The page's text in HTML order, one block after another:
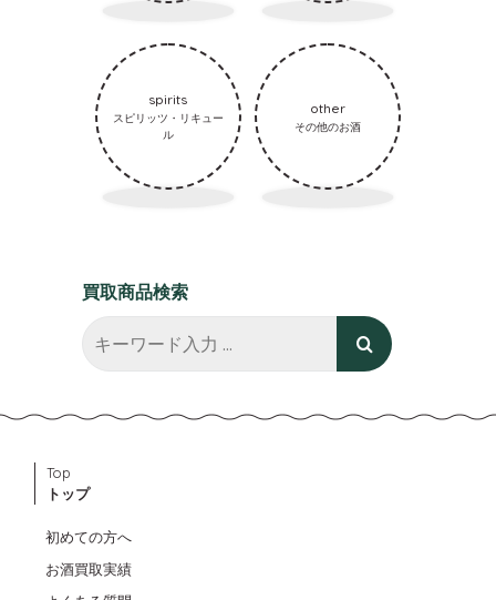
spirits
スピリッツ・リキュー
ル
other
その他のお酒
買取商品検索
Top
トップ
初めての方へ
お酒買取実績